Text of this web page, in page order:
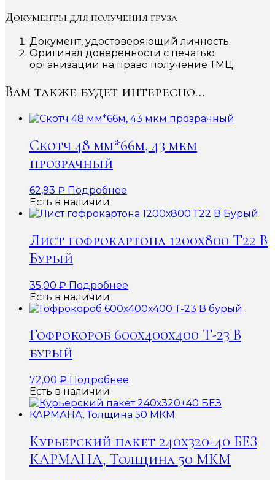
Документы для получения груза
Документ, удостоверяющий личность.
Оригинал доверенности с печатью
организации на право получение ТМЦ
Вам также будет интересно…
Скотч 48 мм*66м, 43 мкм
прозрачный
62,93 ₽ Подробнее
Есть в наличии
Лист гофрокартона 1200х800 Т22 В
Бурый
35,00 ₽ Подробнее
Есть в наличии
Гофрокороб 600x400x400 Т-23 В
бурый
72,00 ₽ Подробнее
Есть в наличии
Курьерский пакет 240х320+40 БЕЗ
КАРМАНА, Толщина 50 МКМ